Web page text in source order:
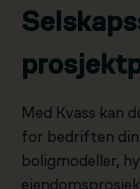
Med Kvass kan
for bedriften
boligmodeller,